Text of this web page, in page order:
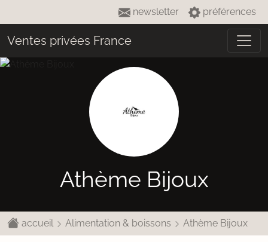
newsletter préférences
Ventes privées France
Athème Bijoux
accueil Alimentation & boissons Athème Bijoux